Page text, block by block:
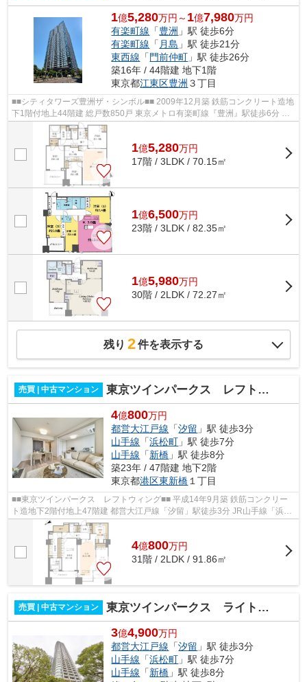
1億5,280万円～ 1億7,980万円
有楽町線 「豊洲 」駅 徒歩6分
有楽町線 「 月島 」駅 徒歩21分
東西線 「 門前仲町 」駅 徒歩26分
築16年 / 44階建 地下1階
東京都江東区豊洲 ３丁目
■■シティタワーズ豊洲ザ・シンボル■■ 2009年12月築 鉄筋コンクリート造地
下1階付地上44階建 総戸数850戸 東京メトロ有楽町線『豊洲』駅徒歩6分 ス
カイラウンジ（32F）・スカイデ...
1億5,280万円
17階 / 3LDK / 70.15㎡
1億6,500万円
23階 / 3LDK / 82.35㎡
1億5,980万円
30階 / 2LDK / 72.27㎡
残り 2件を表示する
売買 | 中古マンション 東京ツインパークス レフトウイング
4億800万円
都営大江戸線 「汐留 」駅 徒歩3分
山手線 「浜松町 」駅 徒歩7分
山手線 「新橋 」駅 徒歩8分
築23年 / 47階建 地下2階
東京都港区東新橋 １丁目
■■東京ツインパークス レフトウィング■■ 平成14年9月築 鉄筋コンクリー
ト造地下2階付地上47階建 都営大江戸線「汐留」駅徒歩3分 JR山手線「浜松
町」駅徒歩7分 JR山手線「新橋」駅徒...
4億800万円
31階 / 2LDK / 91.86㎡
売買 | 中古マンション 東京ツインパークス ライトウイング
3億4,900万円
都営大江戸線 「汐留 」駅 徒歩3分
山手線 「浜松町 」駅 徒歩7分
山手線 「新橋 」駅 徒歩8分